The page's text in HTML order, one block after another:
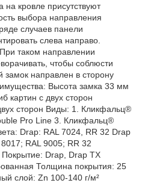
кровле присутствуют
выбора направления
случаев панели
слева направо.
таком направлении
чтобы соблюсти
замок направлен в сторону
Высота замка 33 мм
картин с двух сторон
сторон Виды: 1. Кликфальц®
Pro Line 3. Кликфальц®
Drap: RAL 7024, RR 32 Drap
RAL 9005; RR 32
Покрытие: Drap, Drap TX
Толщина покрытия: 25
слой: Zn 100-140 г/м²